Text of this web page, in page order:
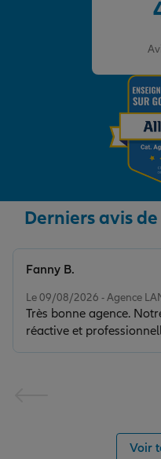
Derniers avis
Le 09/08/2026 - Agence
Très bonne agence.
réactive et
Fanny B.
Voir